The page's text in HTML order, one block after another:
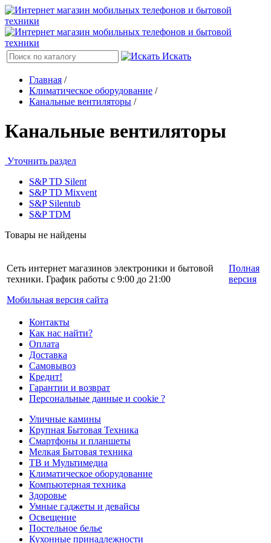
Искать
Главная /
Климатическое оборудование /
Канальные вентиляторы /
Канальные вентиляторы
Уточнить раздел
S&P TD Silent
S&P TD Mixvent
S&P Silentub
S&P TDM
Товары не найдены
Сеть интернет магазинов электроники и бытовой
техники. График работы с 9:00 до 21:00
Мобильная версия сайта
Полная
версия
Контакты
Как нас найти?
Оплата
Доставка
Самовывоз
Кредит!
Гарантии и возврат
Персональные данные и cookie ?
Уличные камины
Крупная Бытовая Техника
Смартфоны и планшеты
Мелкая Бытовая техника
ТВ и Мультимедиа
Климатическое оборудование
Компьютерная техника
Здоровье
Умные гаджеты и девайсы
Освещение
Постельное белье
Кухонные принадлежности